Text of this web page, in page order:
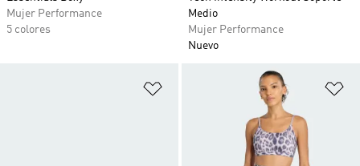
Mujer Performance
5 colores
Medio
Mujer Performance
Nuevo
Añadir a la lista de deseos